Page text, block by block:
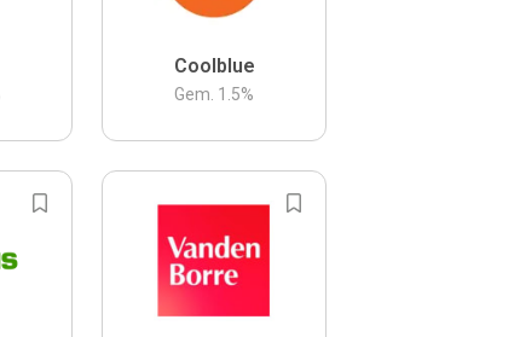
Coolblue
Gem. 1.5%